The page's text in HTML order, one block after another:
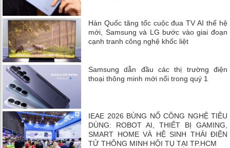
Hàn Quốc tăng tốc cuộc đua TV AI thế hệ
mới, Samsung và LG bước vào giai đoạn
cạnh tranh công nghệ khốc liệt
Samsung dẫn đầu các thị trường điện
thoại thông minh mới nổi trong quý 1
IEAE 2026 BÙNG NỔ CÔNG NGHỆ TIÊU
DÙNG: ROBOT AI, THIẾT BỊ GAMING,
SMART HOME VÀ HỆ SINH THÁI ĐIỆN
TỬ THÔNG MINH HỘI TỤ TẠI TP.HCM